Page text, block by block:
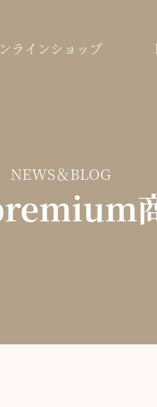
ラインショップ
NEWS＆BLOG